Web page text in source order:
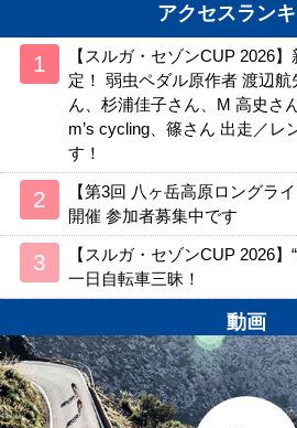
アクセスラン
【スルガ・セゾンCUP 2026
定！ 弱虫ペダル原作者 渡辺航
ん、杉浦佳子さん、M 高史さ
m’s cycling、篠さん 出走／レ
す！
【第3回 八ヶ岳高原ロングラ
開催 参加者募集中です
【スルガ・セゾンCUP 2026
一日自転車三昧！
動画